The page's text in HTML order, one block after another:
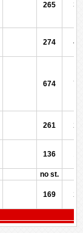
265
274
674
261
136
no st.
169